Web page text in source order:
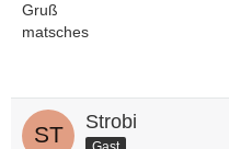
Gruß
matsches
Strobi